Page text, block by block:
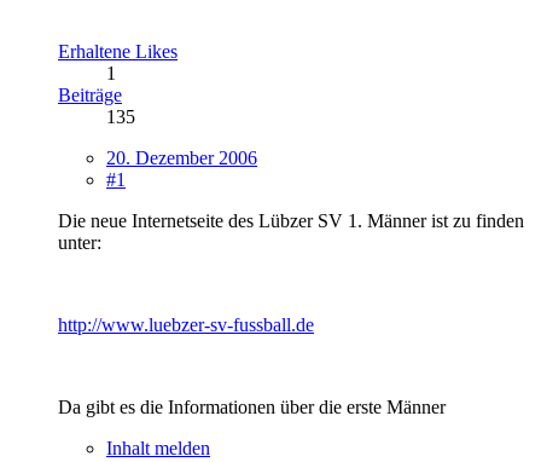
Erhaltene Likes
1
Beiträge
135
20. Dezember 2006
#1
Die neue Internetseite des Lübzer SV 1. Männer ist zu finden
unter:
http://www.luebzer-sv-fussball.de
Da gibt es die Informationen über die erste Männer
Inhalt melden